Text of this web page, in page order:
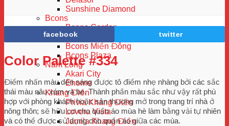
Sunshine Diamond
Bcons
Bcons Garden
Bcons Green View
Bcons Miền Đông
Bcons Plaza
Nam Long
Akari City
Ehome
Khang Điền
Privia Khang Điền
Lovera Vista
Jamila Khang Điền
facebook twitter
Color Palette #334
Điểm nhấn màu dền sáng được tô điểm nhẹ nhàng bởi các sắc
thái màu nâu xám và be. Thành phần màu sắc như vậy rất phù
hợp với phòng khách hoặc sân thượng mở trong trang trí nhà ở
nông thôn; sẽ hữu cơ cho quần áo mùa hè làm bằng vải tự nhiên
và có thể được sử dụng cho quần áo giữa các mùa.